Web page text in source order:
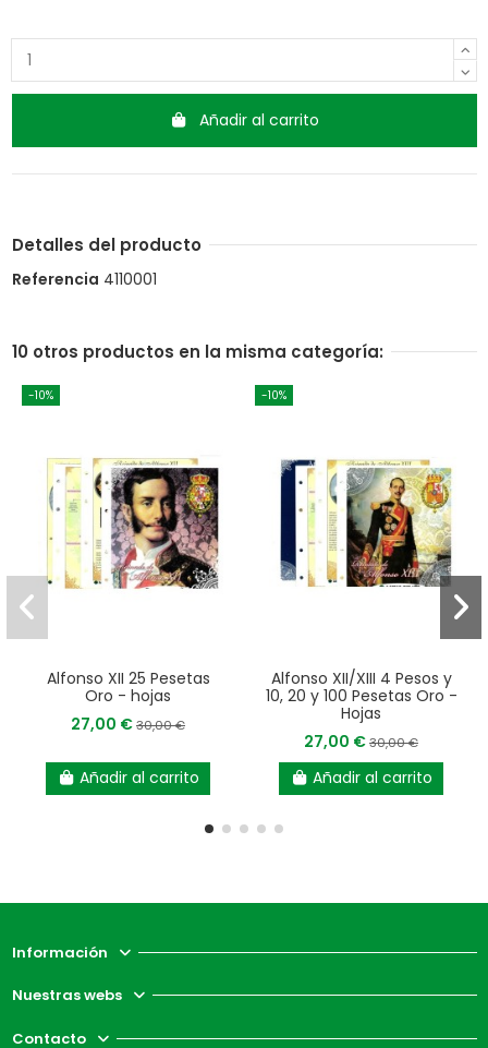
Añadir al carrito
Detalles del producto
Referencia 4110001
10 otros productos en la misma categoría:
-10%
Alfonso XII 25 Pesetas
Oro - hojas
27,00 €30,00 €
Añadir al carrito
-10%
Alfonso XII/XIII 4 Pesos y
10, 20 y 100 Pesetas Oro -
Hojas
27,00 €30,00 €
Añadir al carrito
Información
Nuestras webs
Contacto